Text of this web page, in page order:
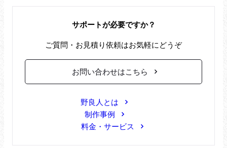
サポートが必要ですか？
ご質問・お見積り依頼はお気軽にどうぞ
お問い合わせはこちら
野良人とは
制作事例
料金・サービス